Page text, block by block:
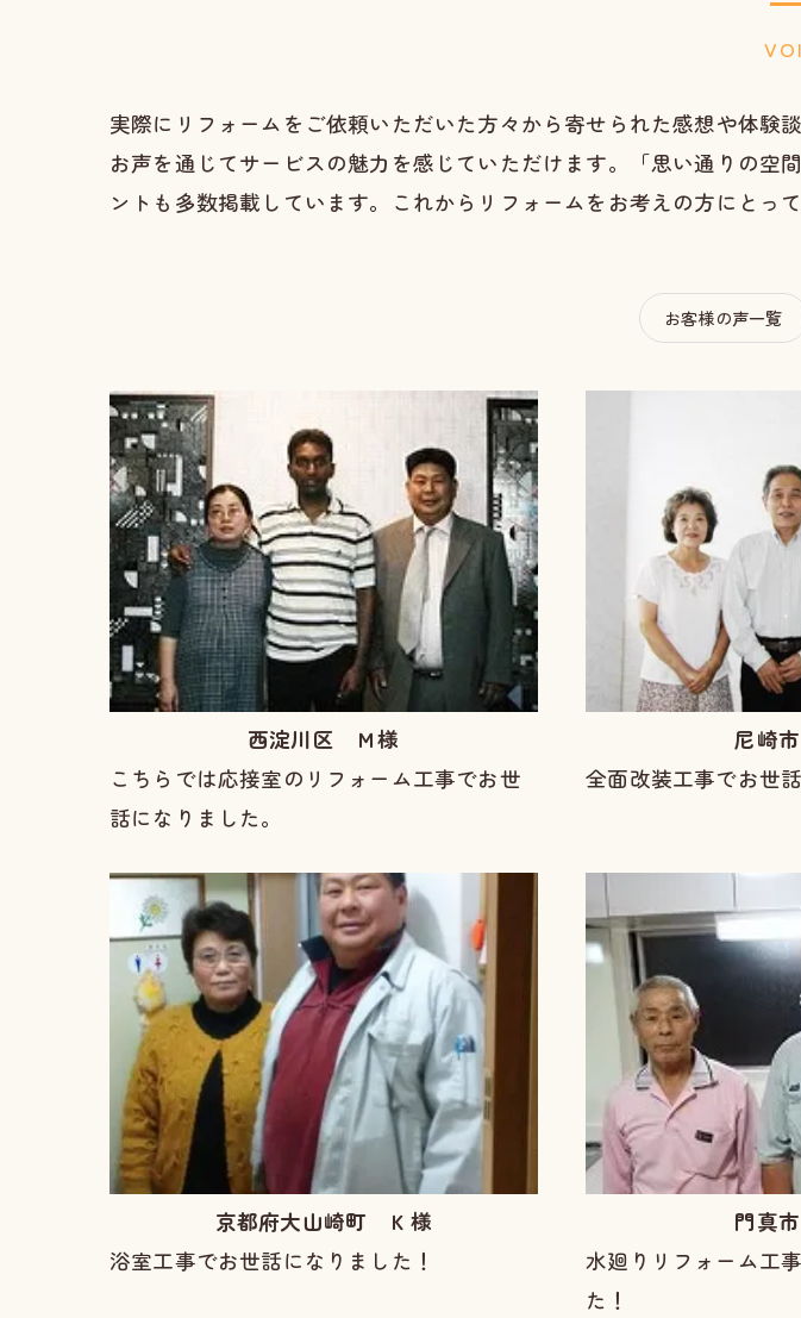
実際にリフォームをご依頼いただいた方々から寄せられた感想や体験
お声を通じてサービスの魅力を感じていただけます。「思い通りの空
ントも多数掲載しています。これからリフォームをお考えの方にとっ
お客様の声一覧
西淀川区 Ｍ様
こちらでは応接室のリフォーム工事でお世
話になりました。
尼崎
全面改装工事でお世
京都府大山崎町 Ｋ様
浴室工事でお世話になりました！
門真
水廻りリフォーム工
た！